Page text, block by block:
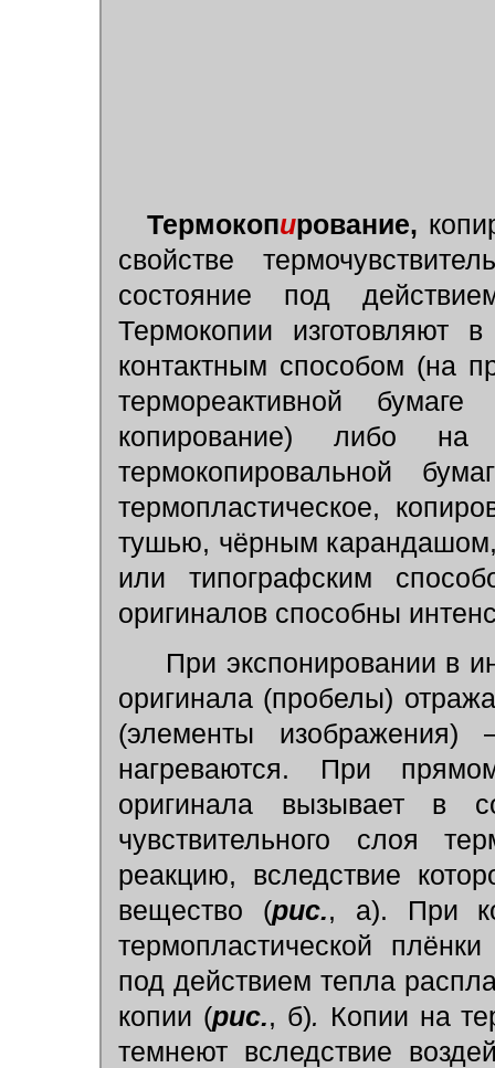
Термокопирование,
свойстве
состояние под
Термокопии изготовляют
контактным способом (на
термореактивной
копирование) либо
термокопировальной
термопластическое,
тушью, чёрным
или типографским
оригиналов способны
При экспонировании в
оригинала (пробелы)
(элементы
нагреваются. При
оригинала вызывает в
чувствительного слоя
реакцию, вследствие
вещество (рис., а). При
термопластической
под действием тепла
копии (рис., б). Копии на
темнеют вследствие